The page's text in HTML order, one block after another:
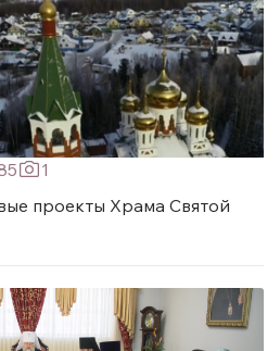
1
проекты Храма Святой